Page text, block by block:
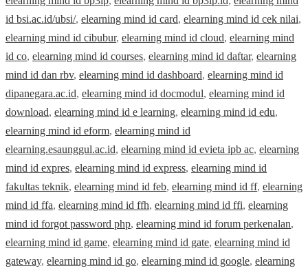
id bsi.ac.id/ubsi/, elearning mind id card, elearning mind id cek nilai,
elearning mind id cibubur, elearning mind id cloud, elearning mind
id co, elearning mind id courses, elearning mind id daftar, elearning
mind id dan rbv, elearning mind id dashboard, elearning mind id
dipanegara.ac.id, elearning mind id docmodul, elearning mind id
download, elearning mind id e learning, elearning mind id edu,
elearning mind id eform, elearning mind id
elearning.esaunggul.ac.id, elearning mind id evieta ipb ac, elearning
mind id expres, elearning mind id express, elearning mind id
fakultas teknik, elearning mind id feb, elearning mind id ff, elearning
mind id ffa, elearning mind id ffh, elearning mind id ffi, elearning
mind id forgot password php, elearning mind id forum perkenalan,
elearning mind id game, elearning mind id gate, elearning mind id
gateway, elearning mind id go, elearning mind id google, elearning